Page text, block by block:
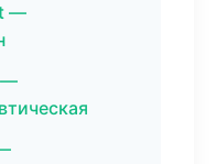
—
—